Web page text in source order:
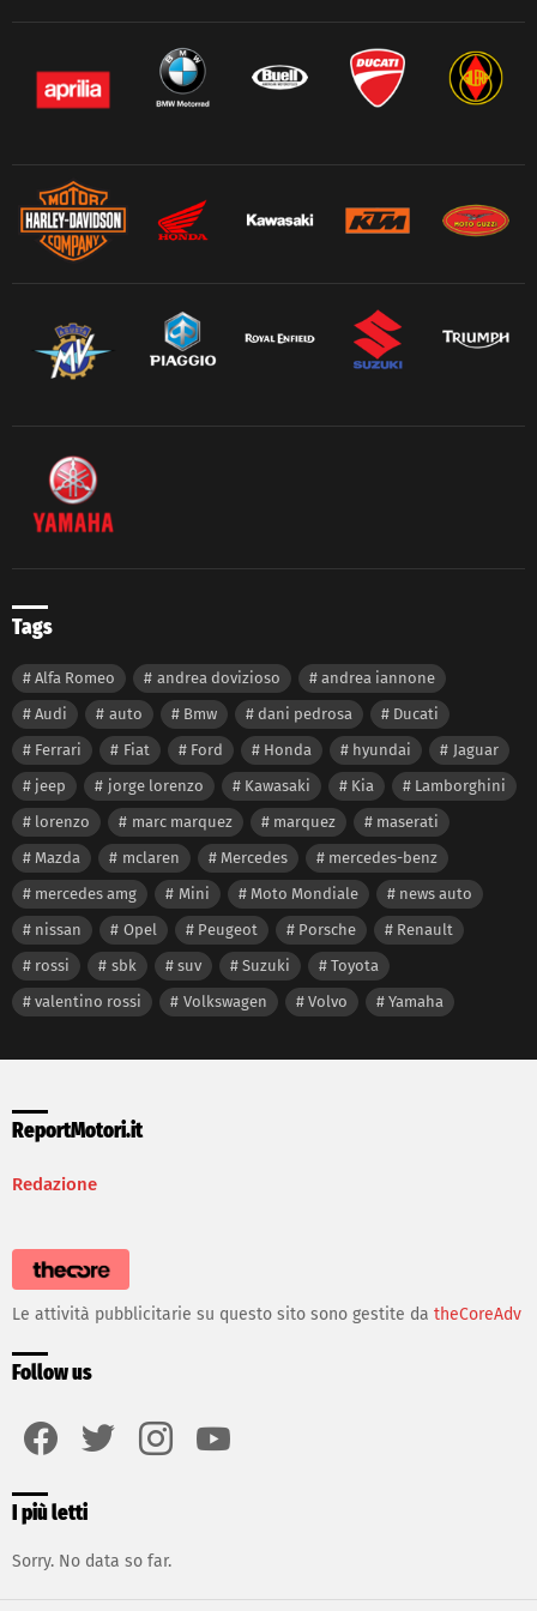
Tags
Alfa Romeo andrea dovizioso
andrea iannone
Audi
auto Bmw dani pedrosa
Ducati
Ferrari
Fiat Ford Honda hyundai
Jaguar
jeep
jorge lorenzo Kawasaki Kia
Lamborghini
lorenzo
marc marquez marquez
maserati
Mazda
mclaren Mercedes
mercedes-benz
mercedes amg
Mini Moto Mondiale
news auto
nissan
Opel Peugeot Porsche
Renault
rossi
sbk suv Suzuki
Toyota
valentino rossi
Volkswagen Volvo Yamaha
ReportMotori.it
Redazione
Le attività pubblicitarie su questo sito sono gestite da theCoreAdv
Follow us
I più letti
Sorry. No data so far.